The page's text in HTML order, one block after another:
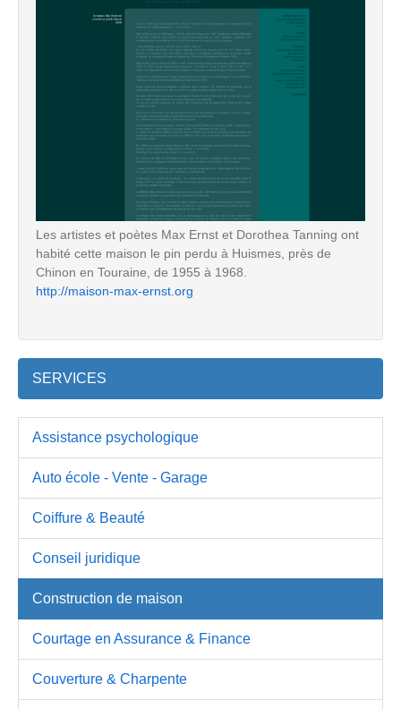
Les artistes et poètes Max Ernst et Dorothea Tanning ont
habité cette maison le pin perdu à Huismes, près de
Chinon en Touraine, de 1955 à 1968.
http://maison-max-ernst.org
SERVICES
Assistance psychologique
Auto école - Vente - Garage
Coiffure & Beauté
Conseil juridique
Construction de maison
Courtage en Assurance & Finance
Couverture & Charpente